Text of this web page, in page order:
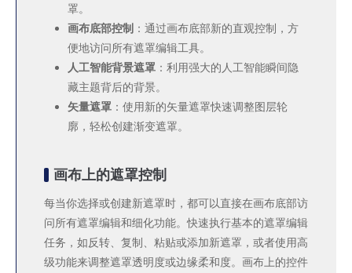
罩。
画布底部控制 ：通过画布底部新的直观控制，方
便地访问所有遮罩编辑工具。
人工智能背景遮罩 ：利用强大的人工智能瞬间隐
藏主题背后的背景。
矢量遮罩 ：使用新的矢量遮罩快速调整图层轮
廓，轻松创建渐变遮罩。
画布上的遮罩控制
每当你选择或创建新遮罩时，都可以直接在画布底部访
问所有遮罩编辑和细化功能。快速执行基本的遮罩编辑
任务，如反转、复制、粘贴或添加新遮罩，或者使用高
级功能来调整遮罩透明度或边缘柔和度。画布上的控件